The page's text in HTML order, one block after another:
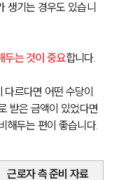
약
약
생기는 경우도 있습니
두는 것이 중요합니다.
다르다면 어떤 수당이
받은 금액이 있었다면
해두는 편이 좋습니다.
근로자 측 준비 자료